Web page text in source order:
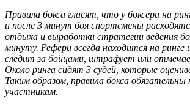
Правила бокса гласят, что у боксера на
и после 3 минут боя спортсмены
отдыха и выработки стратегии ведения
минуту. Рефери всегда находится на ринге
следит за бойцами, штрафует или
Около ринга сидят 3 судей, которые
Таким образом, правила бокса обязательны
участникам.